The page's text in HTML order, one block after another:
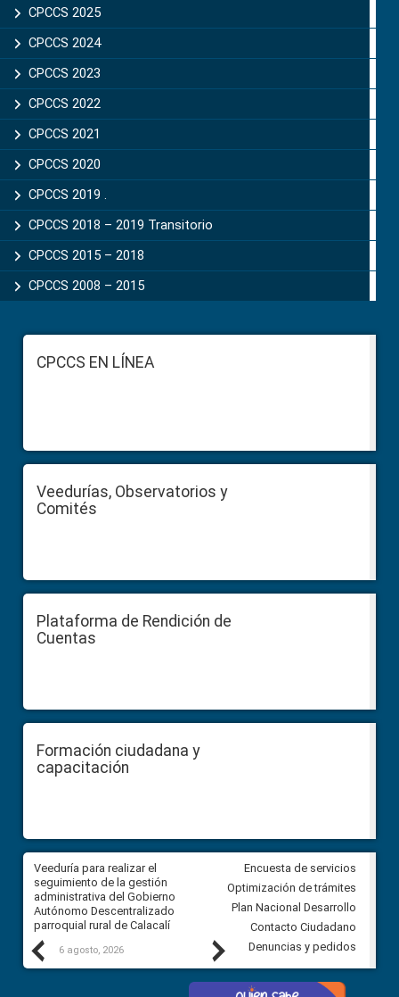
CPCCS 2025
CPCCS 2024
CPCCS 2023
CPCCS 2022
CPCCS 2021
CPCCS 2020
CPCCS 2019 .
CPCCS 2018 – 2019 Transitorio
CPCCS 2015 – 2018
CPCCS 2008 – 2015
FooterCPCCS EN LÍNEA
Veedurías, Observatorios y
Comités
Plataforma de Rendición de
Cuentas
Formación ciudadana y
capacitación
Previous
Veeduría para realizar el
seguimiento de la gestión
administrativa del Gobierno
Autónomo Descentralizado
parroquial rural de Calacalí
6 agosto, 2026
Veeduría para vigilar los
derivados de la Audiencia
comunidad Urbina, parroquia
Carolina
5 agosto, 2026
Next
Encuesta de servicios
Optimización de trámites
Plan Nacional Desarrollo
Contacto Ciudadano
Denuncias y pedidos